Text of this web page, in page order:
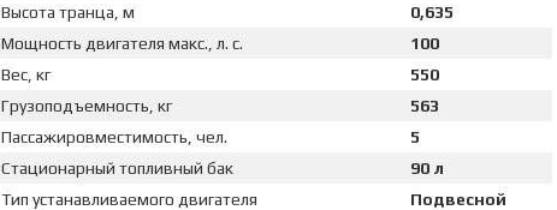
Высота транца, м
0,635
Мощность двигателя макс., л. с.
100
Вес, кг
550
Грузоподъемность, кг
563
Пассажировместимость, чел.
5
Стационарный топливный бак
90 л
Тип устанавливаемого двигателя
Подвесной